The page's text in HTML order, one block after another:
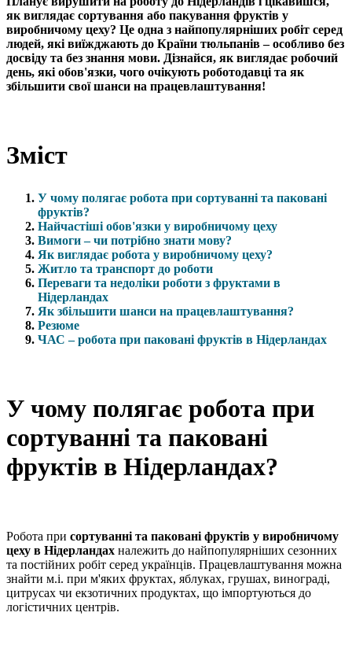
як виглядає сортування або пакування фруктів у
виробничому цеху? Це одна з найпопулярніших робіт серед
людей, які виїжджають до Країни тюльпанів – особливо без
досвіду та без знання мови. Дізнайся, як виглядає робочий
день, які обов'язки, чого очікують роботодавці та як
збільшити свої шанси на працевлаштування!
Зміст
У чому полягає робота при сортуванні та паковані
фруктів?
Найчастіші обов'язки у виробничому цеху
Вимоги – чи потрібно знати мову?
Як виглядає робота у виробничому цеху?
Житло та транспорт до роботи
Переваги та недоліки роботи з фруктами в
Нідерландах
Як збільшити шанси на працевлаштування?
Резюме
ЧАС – робота при паковані фруктів в Нідерландах
У чому полягає робота при
сортуванні та паковані
фруктів в Нідерландах?
Робота при сортуванні та паковані фруктів у виробничому
цеху в Нідерландах належить до найпопулярніших сезонних
та постійних робіт серед українців. Працевлаштування можна
знайти м.і. при м'яких фруктах, яблуках, грушах, винограді,
цитрусах чи екзотичних продуктах, що імпортуються до
логістичних центрів.